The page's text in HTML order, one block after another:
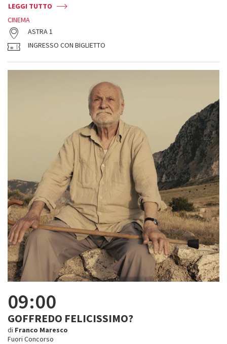
LEGGI TUTTO
CINEMA
ASTRA 1
INGRESSO CON BIGLIETTO
09:00
GOFFREDO FELICISSIMO?
di Franco Maresco
Fuori Concorso